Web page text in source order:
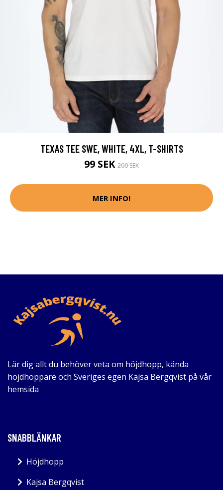
TEXAS TEE SWE, WHITE, 4XL, T-SHIRTS
99 SEK 200 SEK
MER INFO!
Lär dig allt du behöver veta om höjdhopp, kända
höjdhoppare och Sveriges egen Kajsa Bergqvist på vår
hemsida
SNABBLÄNKAR
Höjdhopp
Kajsa Bergqvist